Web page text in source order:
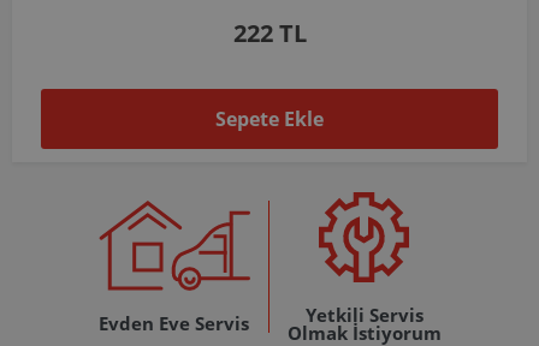
1.037 TL
Sepete Ekle
Evden Eve Servis Yetkili Servis
Olmak İstiyorum